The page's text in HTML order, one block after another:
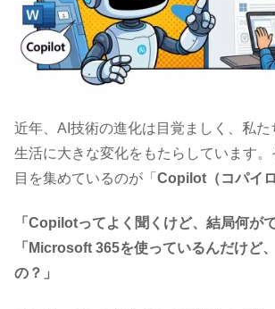
近年、AI技術の進化は目覚ましく、私た
生活に大きな変化をもたらしています
目を集めているのが「 Copilot（コパイロ
「Copilotってよく聞くけど、結局何が
「Microsoft 365を使っているんだけど
の？」